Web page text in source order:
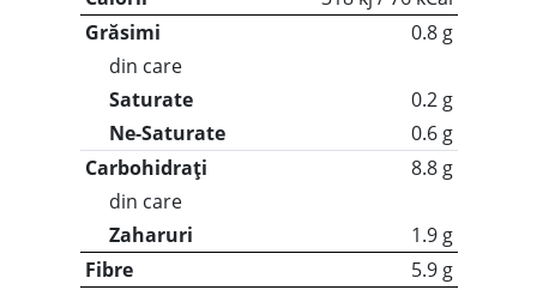
Grăsimi
0.8 g
din care
Saturate
0.2 g
Ne-Saturate
0.6 g
Carbohidrați
8.8 g
din care
Zaharuri
1.9 g
Fibre
5.9 g